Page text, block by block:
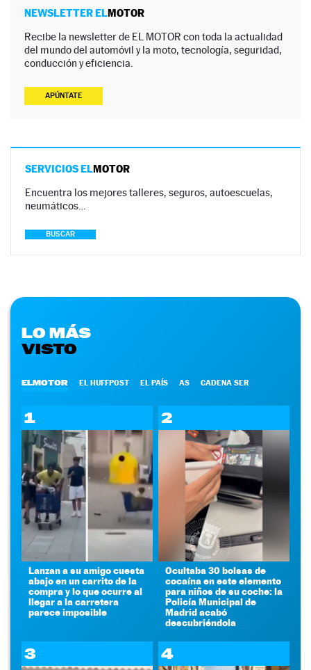
NEWSLETTER ELMOTOR
Recibe la newsletter de EL MOTOR con toda la actualidad
del mundo del automóvil y la moto, tecnología, seguridad,
conducción y eficiencia.
APÚNTATE
SERVICIOS ELMOTOR
Encuentra los mejores talleres, seguros, autoescuelas,
neumáticos…
BUSCAR
LO MÁS
VISTO
ELMOTOR EL HUFFPOST EL PAÍS AS CADENA SER
1
Lanzan a su amigo cuesta
abajo en un carrito de la
compra y lo que ocurre al
llegar a la carretera
parece imposible
2
Ocultaba 30 bolsas de
cocaína en este elemento
para niños de su coche: la
Policía Municipal de
Madrid acabó
descubriéndola
3 4